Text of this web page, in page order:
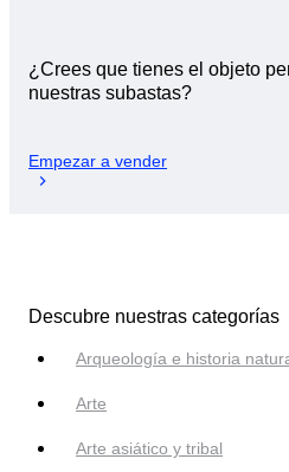
¿Crees que tienes el objeto
nuestras subastas?
Empezar a vender
Descubre nuestras categorías
Arqueología e historia
Arte
Arte asiático y tribal